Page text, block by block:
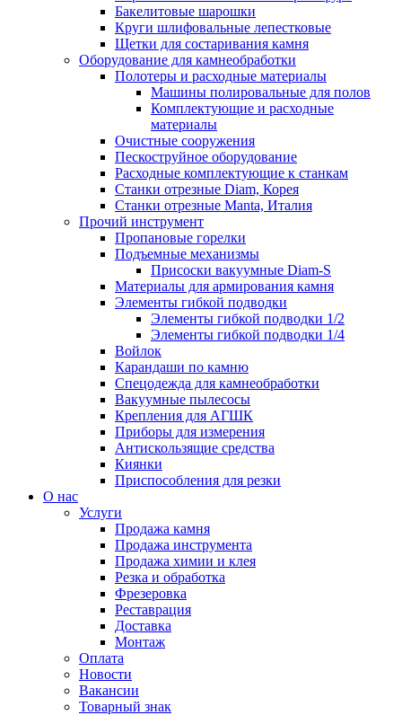
Бакелитовые шарошки
Круги шлифовальные лепестковые
Щетки для состаривания камня
Оборудование для камнеобработки
Полотеры и расходные материалы
Машины полировальные для полов
Комплектующие и расходные
материалы
Очистные сооружения
Пескоструйное оборудование
Расходные комплектующие к станкам
Станки отрезные Diam, Корея
Станки отрезные Manta, Италия
Прочий инструмент
Пропановые горелки
Подъeмные механизмы
Присоски вакуумные Diam-S
Материалы для армирования камня
Элементы гибкой подводки
Элементы гибкой подводки 1/2
Элементы гибкой подводки 1/4
Войлок
Карандаши по камню
Спецодежда для камнеобработки
Вакуумные пылесосы
Крепления для АГШК
Приборы для измерения
Антискользящие средства
Киянки
Приспособления для резки
О нас
Услуги
Продажа камня
Продажа инструмента
Продажа химии и клея
Резка и обработка
Фрезеровка
Реставрация
Доставка
Монтаж
Оплата
Новости
Вакансии
Товарный знак